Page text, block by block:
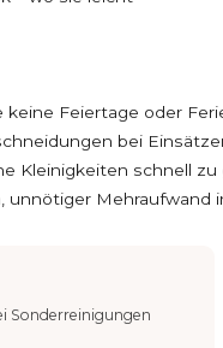
keine Feiertage oder
bei
Kleinigkeiten schnell
unnötiger Mehraufwand
Sonderreinigungen